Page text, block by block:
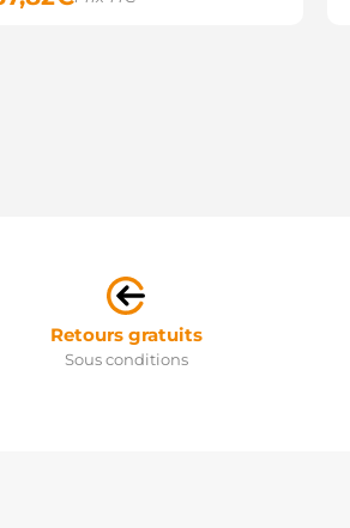
Retours gratuits
Sous conditions